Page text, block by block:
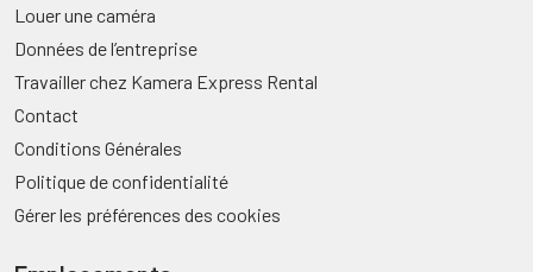
Louer une caméra
Données de l’entreprise
Travailler chez Kamera Express Rental
Contact
Conditions Générales
Politique de confidentialité
Gérer les préférences des cookies